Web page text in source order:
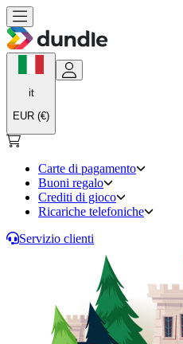
it
EUR (€)
Carte di pagamento
Buoni regalo
Crediti di gioco
Ricariche telefoniche
Servizio clienti